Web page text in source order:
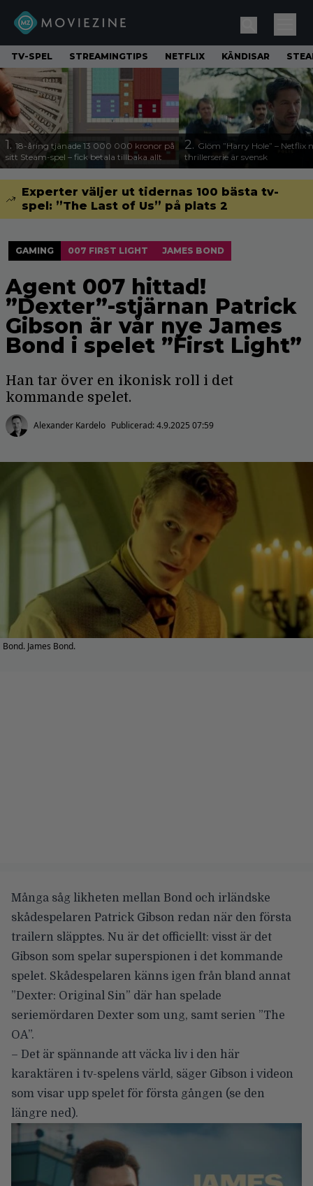
TV-SPEL STREAMINGTIPS NETFLIX KÄNDISAR
1. 18-åring tjänade 13 000 000 kronor på
sitt Steam-spel – fick betala tillbaka allt
2. Glöm ”Harry Hole” – Netflix
thrillerserie är svensk
Experter väljer ut tidernas 100 bästa tv-
spel: ”The Last of Us” på plats 2
GAMING 007 FIRST LIGHT JAMES BOND
Agent 007 hittad!
”Dexter”-stjärnan Patrick
Gibson är vår nye James
Bond i spelet ”First Light”
Han tar över en ikonisk roll i det
kommande spelet.
Alexander Kardelo Publicerad:4.9.2025 07:59
Bond. James Bond.
Många såg likheten mellan Bond och irländske
skådespelaren Patrick Gibson redan när den första
trailern släpptes. Nu är det officiellt: visst är det
Gibson som spelar superspionen i det kommande
spelet. Skådespelaren känns igen från bland annat
”Dexter: Original Sin” där han spelade
seriemördaren Dexter som ung, samt serien ”The
OA”.
– Det är spännande att väcka liv i den här
karaktären i tv-spelens värld, säger Gibson i videon
som visar upp spelet för första gången (se den
längre ned).